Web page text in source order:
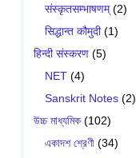
संस्कृतसम्भाषणम्(2)
सिद्धान्त कौमुदी(1)
हिन्दी संस्करण (5)
NET (4)
Sanskrit Notes (2)
উচ্চ মাধ্যমিক (102)
একাদশ শ্রেণী (34)